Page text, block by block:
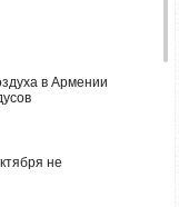
в Армении
не